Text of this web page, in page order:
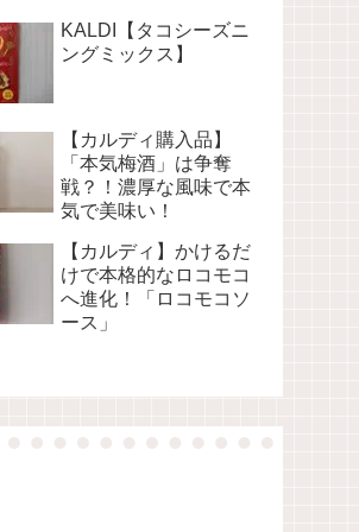
KALDI【タコシーズニ
ングミックス】
【カルディ購入品】
「本気梅酒」は争奪
戦？！濃厚な風味で本
気で美味い！
【カルディ】かけるだ
けで本格的なロコモコ
へ進化！「ロコモコソ
ース」